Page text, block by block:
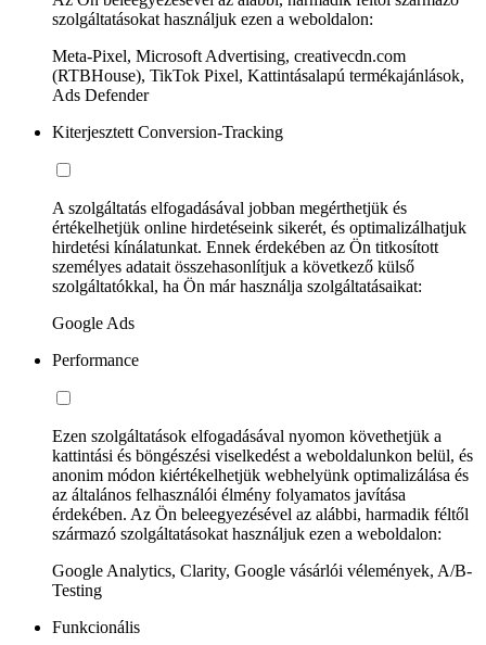
szolgáltatásokat használjuk ezen a weboldalon:
Meta-Pixel, Microsoft Advertising, creativecdn.com
(RTBHouse), TikTok Pixel, Kattintásalapú termékajánlások,
Ads Defender
Kiterjesztett Conversion-Tracking
A szolgáltatás elfogadásával jobban megérthetjük és
értékelhetjük online hirdetéseink sikerét, és optimalizálhatjuk
hirdetési kínálatunkat. Ennek érdekében az Ön titkosított
személyes adatait összehasonlítjuk a következő külső
szolgáltatókkal, ha Ön már használja szolgáltatásaikat:
Google Ads
Performance
Ezen szolgáltatások elfogadásával nyomon követhetjük a
kattintási és böngészési viselkedést a weboldalunkon belül, és
anonim módon kiértékelhetjük webhelyünk optimalizálása és
az általános felhasználói élmény folyamatos javítása
érdekében. Az Ön beleegyezésével az alábbi, harmadik féltől
származó szolgáltatásokat használjuk ezen a weboldalon:
Google Analytics, Clarity, Google vásárlói vélemények, A/B-
Testing
Funkcionális